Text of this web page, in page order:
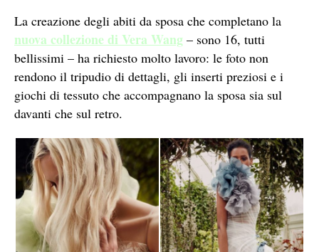
La creazione degli abiti da sposa che completano la
nuova collezione di Vera Wang – sono 16, tutti
bellissimi – ha richiesto molto lavoro: le foto non
rendono il tripudio di dettagli, gli inserti preziosi e i
giochi di tessuto che accompagnano la sposa sia sul
davanti che sul retro.